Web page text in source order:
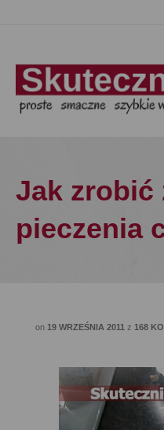
Jak zrobić
pieczenia
on 19 WRZEŚNIA 2011 z 168